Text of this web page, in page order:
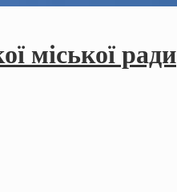
міської ради